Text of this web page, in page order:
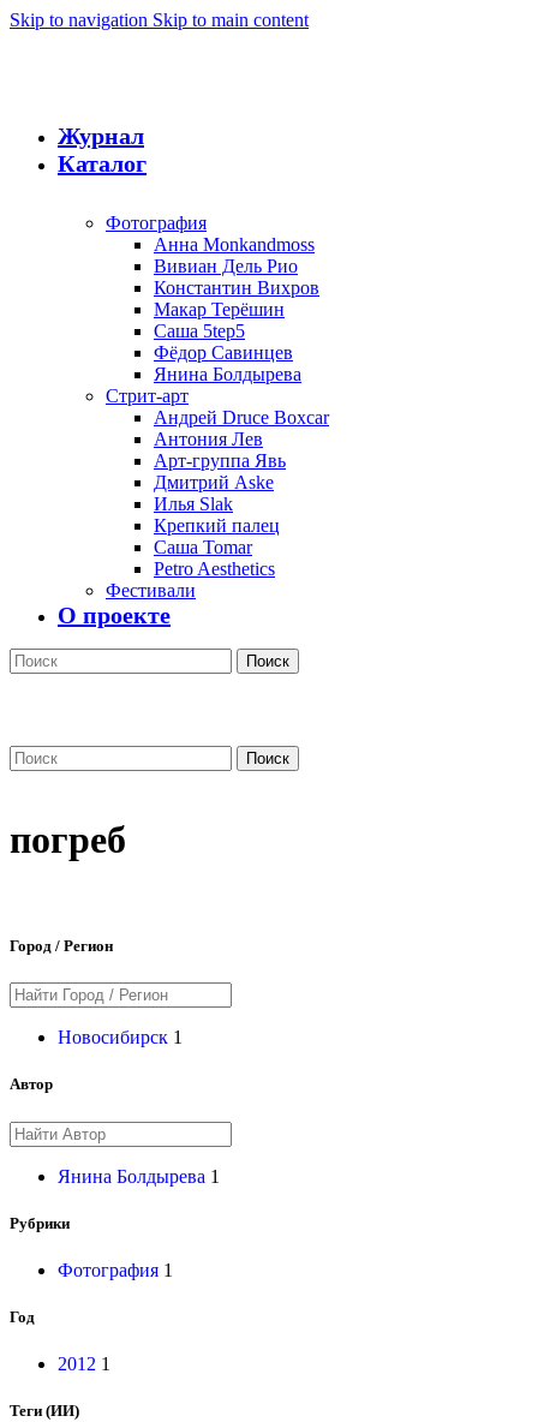
Skip to navigation Skip to main content
Журнал
Каталог
Фотография
Анна Monkandmoss
Вивиан Дель Рио
Константин Вихров
Макар Терёшин
Саша 5tep5
Фёдор Савинцев
Янина Болдырева
Стрит-арт
Андрей Druce Boxcar
Антония Лев
Арт-группа Явь
Дмитрий Aske
Илья Slak
Крепкий палец
Саша Tomar
Petro Aesthetics
Фестивали
О проекте
Поиск
Поиск
погреб
Город / Регион
Новосибирск 1
Автор
Янина Болдырева 1
Рубрики
Фотография 1
Год
2012 1
Теги (ИИ)